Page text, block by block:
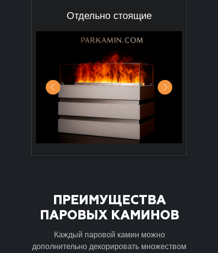
Отдельно стоящие
ПРЕИМУЩЕСТВА
ПАРОВЫХ КАМИНОВ
Каждый паровой камин можно
дополнительно декорировать множеством